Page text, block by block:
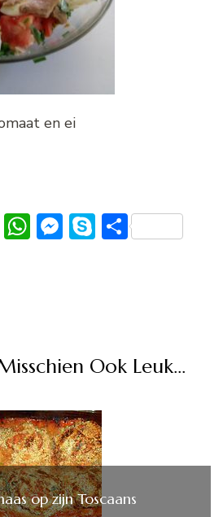
en ei
Pinterest
WhatsApp
Messenger
Skype
Delen
Ook Leuk...
op zijn Toscaans